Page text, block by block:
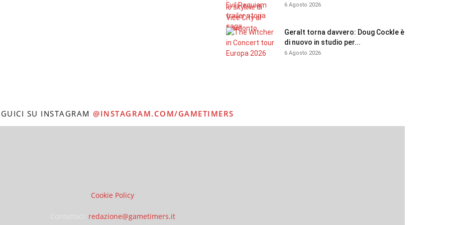
6 Agosto 2026
Geralt torna davvero: Doug Cockle è
di nuovo in studio per...
6 Agosto 2026
SU INSTAGRAM @INSTAGRAM.COM/GAMETIMERS
Cookie Policy
redazione@gametimers.it